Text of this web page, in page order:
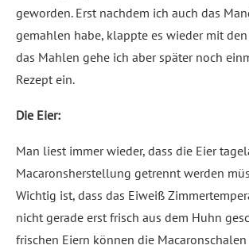
geworden. Erst nachdem ich auch das
gemahlen habe, klappte es wieder mit den
das Mahlen gehe ich aber später noch
Rezept ein.
Die Eier:
Man liest immer wieder, dass die Eier
Macaronsherstellung getrennt werden
Wichtig ist, dass das Eiweiß
nicht gerade erst frisch aus dem Huhn
frischen Eiern können die